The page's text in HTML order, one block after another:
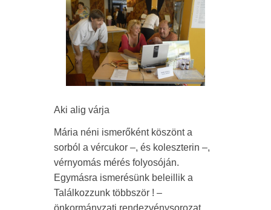
Aki alig várja
Mária néni ismerőként köszönt a
sorból a vércukor –, és koleszterin –,
vérnyomás mérés folyosóján.
Egymásra ismerésünk beleillik a
Találkozzunk többször ! –